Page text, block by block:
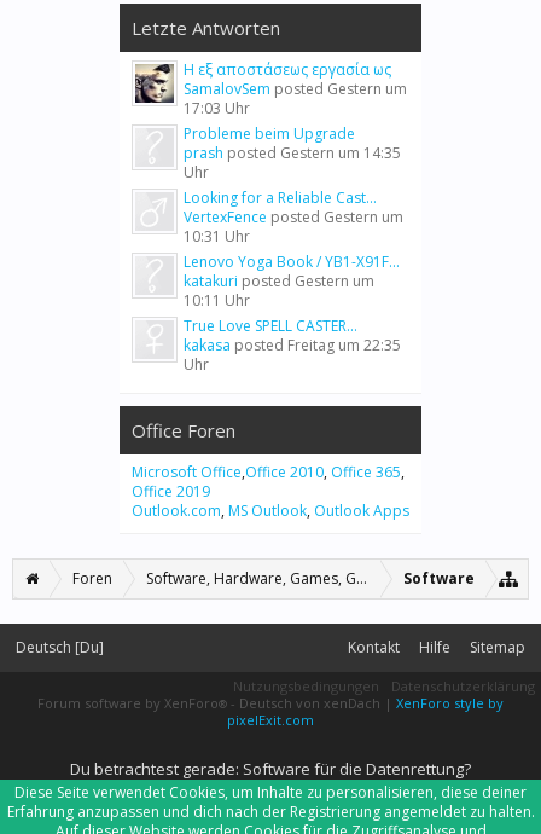
Letzte Antworten
Η εξ αποστάσεως εργασία ως
SamalovSem posted Gestern um
17:03 Uhr
Probleme beim Upgrade
prash posted Gestern um 14:35
Uhr
Looking for a Reliable Cast...
VertexFence posted Gestern um
10:31 Uhr
Lenovo Yoga Book / YB1-X91F...
katakuri posted Gestern um
10:11 Uhr
True Love SPELL CASTER...
kakasa posted Freitag um 22:35
Uhr
Office Foren
Microsoft Office,Office 2010, Office 365,
Office 2019
Outlook.com, MS Outlook, Outlook Apps
Foren Software, Hardware, Games, Grafiken Software
Deutsch [Du] Kontakt Hilfe Sitemap
Nutzungsbedingungen
Datenschutzerklärung
Forum software by XenForo® - Deutsch von xenDach | XenForo style by
pixelExit.com
Du betrachtest gerade: Software für die Datenrettung?
Diese Seite verwendet Cookies, um Inhalte zu personalisieren, diese deiner
Erfahrung anzupassen und dich nach der Registrierung angemeldet zu halten.